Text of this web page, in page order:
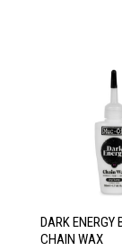
DARK ENERGY
CHAIN WAX